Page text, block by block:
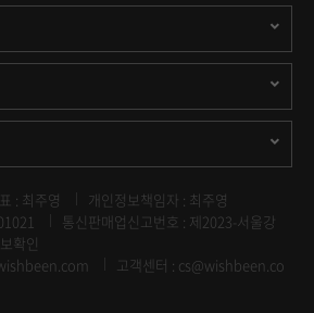
: 최주영
개인정보책임자 : 최주영
통신판매업신고번호 : 제2023-서울강
확인
고객센터 : cs@wishbeen.co